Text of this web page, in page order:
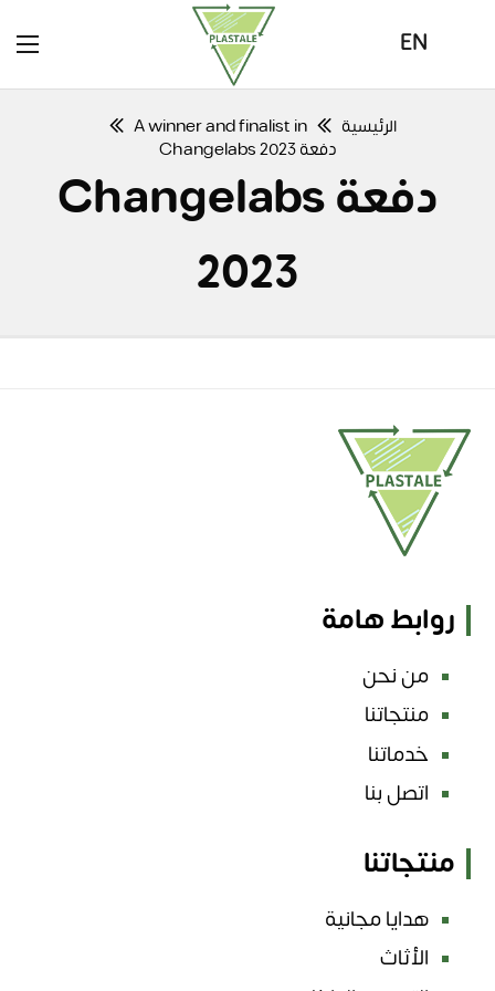
EN
الرئيسية
A winner and finalist in
دفعة Changelabs 2023
دفعة Changelabs
2023
روابط هامة
من نحن
منتجاتنا
خدماتنا
اتصل بنا
منتجاتنا
هدايا مجانية
الأثاث